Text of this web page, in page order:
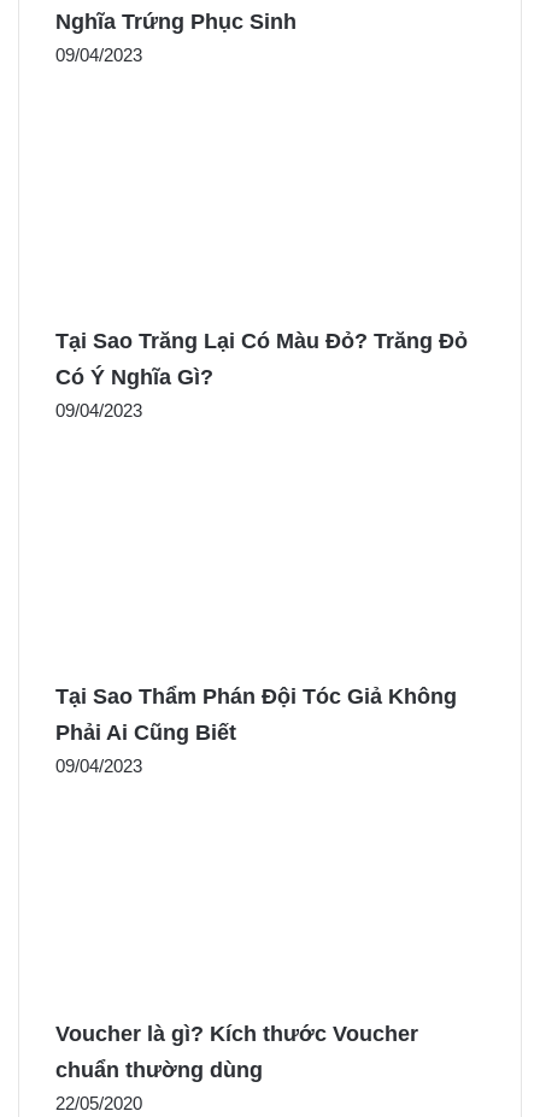
Nghĩa Trứng Phục Sinh
09/04/2023
Tại Sao Trăng Lại Có Màu Đỏ? Trăng Đỏ
Có Ý Nghĩa Gì?
09/04/2023
Tại Sao Thẩm Phán Đội Tóc Giả Không
Phải Ai Cũng Biết
09/04/2023
Voucher là gì? Kích thước Voucher
chuẩn thường dùng
22/05/2020